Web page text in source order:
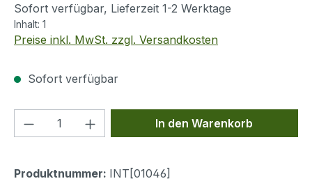
Sofort verfügbar, Lieferzeit 1-2 Werktage
Inhalt: 1
Preise inkl. MwSt. zzgl. Versandkosten
Sofort verfügbar
Produkt Anzahl: Gib denIn den Warenkorb
Produktnummer: INT[01046]